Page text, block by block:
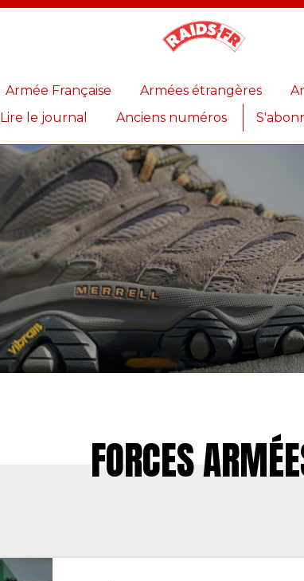
Armée Française Armées étrangères
Lire le journal
Anciens numéros
FORCES